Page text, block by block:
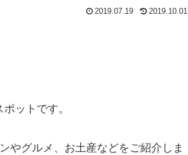
2019.07.19 2019.10.01
ットです。
やグルメ、お土産などをご紹介しま